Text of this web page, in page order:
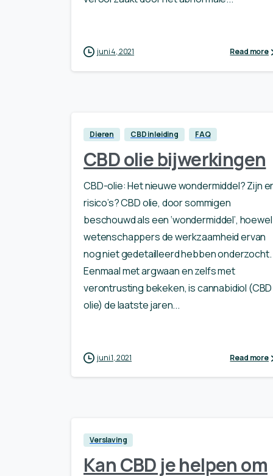
juni 4, 2021 Read more
Dieren CBD inleiding FAQ
CBD olie bijwerkingen
CBD-olie: Het nieuwe wondermiddel? Zijn
risico’s? CBD olie, door sommigen
beschouwd als een ‘wondermiddel’, hoewel
wetenschappers de werkzaamheid ervan
nog niet gedetailleerd hebben onderzocht.
Eenmaal met argwaan en zelfs met
verontrusting bekeken, is cannabidiol (CBD
olie) de laatste jaren...
juni 1, 2021 Read more
Verslaving
Kan CBD je helpen om